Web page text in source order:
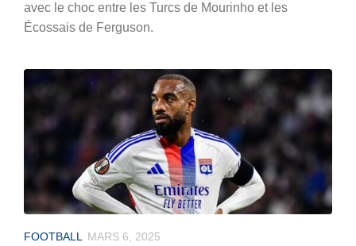
avec le choc entre les Turcs de Mourinho et les
Écossais de Ferguson.
FOOTBALL MARS 6, 2025